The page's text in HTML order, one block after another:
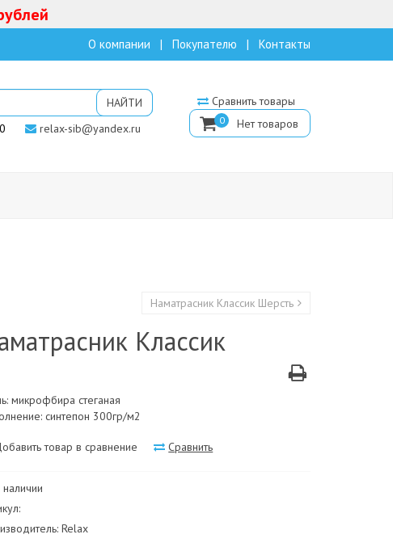
О компании Покупателю Контакты
relax-sib@yandex.ru
Сравнить товары
0
Наматрасник Классик Шерсть
Классик
микрофбира стеганая
синтепон 300гр/м2
товар в сравнение Сравнить
Relax